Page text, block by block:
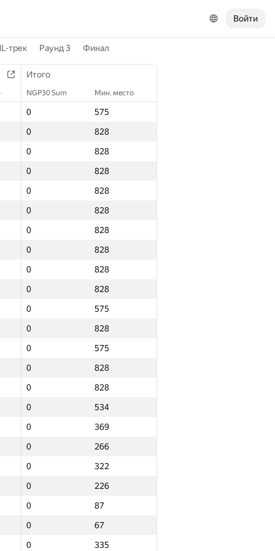
Войти
трек Раунд 3 Финал
Итого
NGP30 Sum Мин. место
0
575
0
828
0
828
0
828
0
828
0
828
0
828
0
828
0
828
0
828
0
575
0
828
0
575
0
828
0
828
0
534
0
369
0
266
0
322
0
226
0
87
0
67
0
335
Итого
NGP30 Sum Мин. место